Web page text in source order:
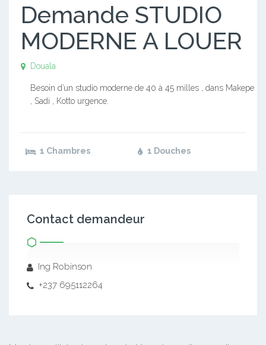
Demande STUDIO
MODERNE A LOUER
Douala
Besoin d’un studio moderne de 40 à 45 milles , dans Makepe
, Sadi , Kotto urgence.
1 Chambres 1 Douches
Contact demandeur
Ing Robinson
+237 695112264